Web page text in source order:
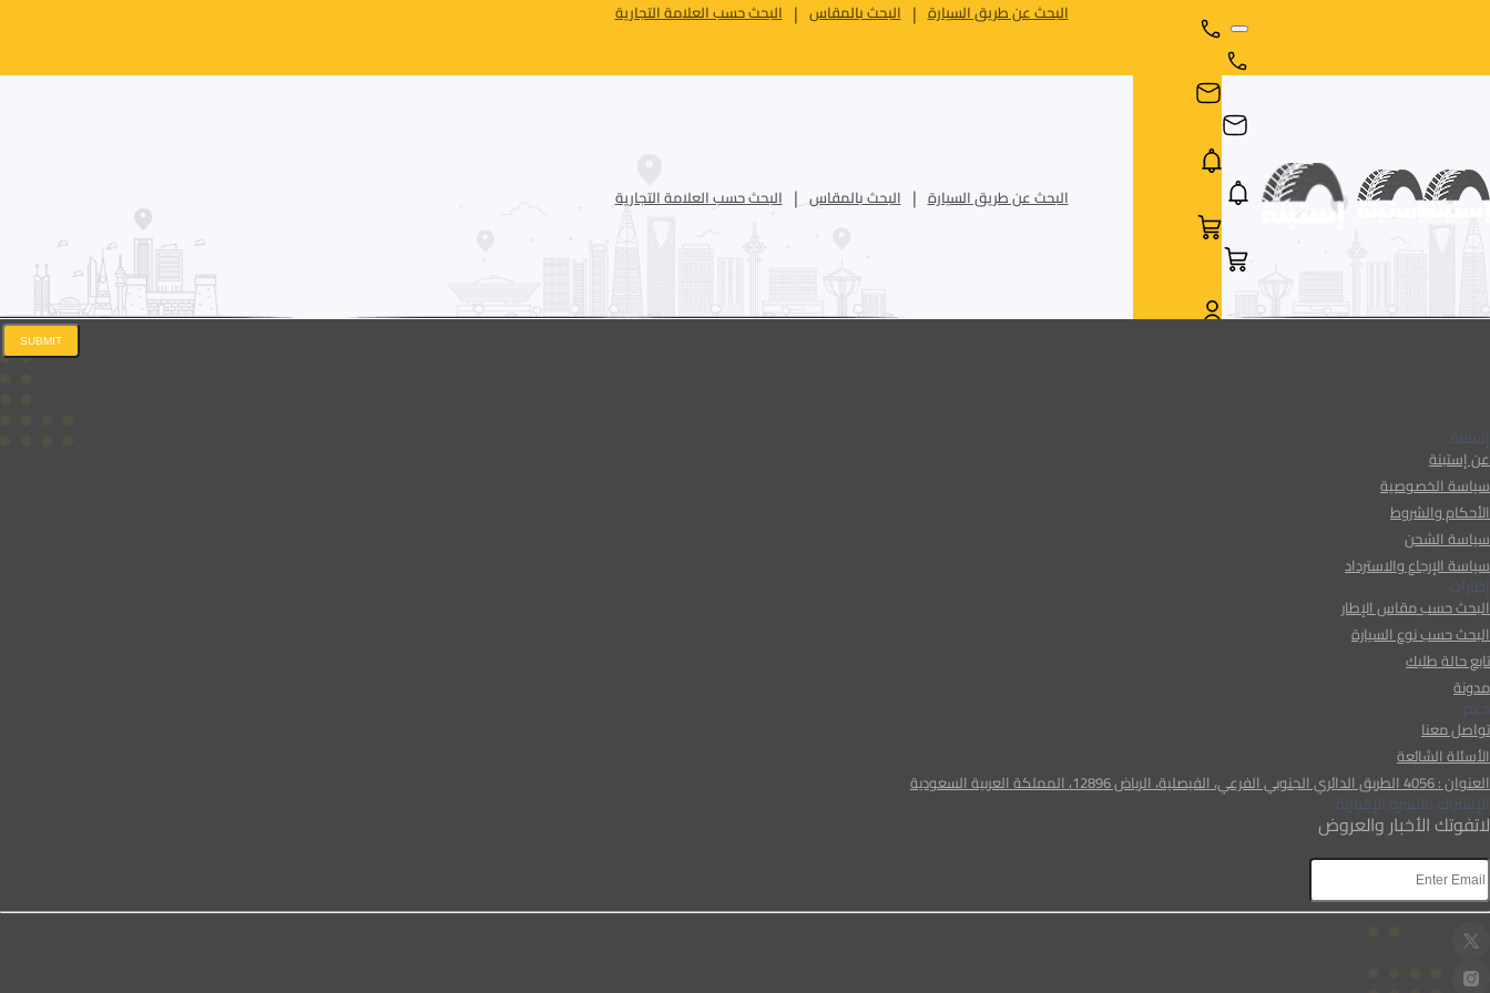
البحث عن طريق السيارة البحث بالمقاس البحث حسب العلامة التجارية
البحث عن طريق السيارة البحث بالمقاس البحث حسب العلامة التجارية
إستبنة
عن إستبنة
سياسة الخصوصية
الأحكام والشروط
سياسة الشحن
سياسة الإرجاع والاسترداد
إطارات
البحث حسب مقاس الإطار
البحث حسب نوع السيارة
تابع حالة طلبك
مدونة
دعم
تواصل معنا
الأسئلة الشائعة
العنوان : 4056 الطريق الدائري الجنوبي الفرعي، الفيصلية، الرياض 12896، المملكة العربية السعودية
الإشتراك بالنشرة الإخبارية
لاتفوتك الأخبار والعروض
SUBMIT